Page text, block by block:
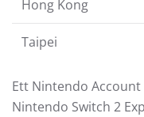
Hong Kong
Taipei
Ett Nintendo
Nintendo Switch 2